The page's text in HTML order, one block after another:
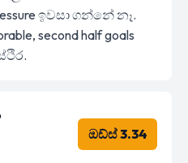
ඉවසා ගන්නේ නෑ.
second half goals
ඔඩ්ස් 3.34